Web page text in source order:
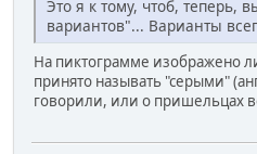
Это я к тому, чтоб, теперь,
вариантов"... Варианты
На пиктограмме изображено
принято называть "серыми"
говорили, или о пришельцах